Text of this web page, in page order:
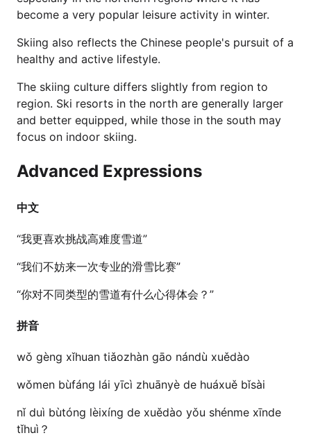
become a very popular leisure activity in winter.
Skiing also reflects the Chinese people's pursuit of a
healthy and active lifestyle.
The skiing culture differs slightly from region to
region. Ski resorts in the north are generally larger
and better equipped, while those in the south may
focus on indoor skiing.
Advanced Expressions
中文
“我更喜欢挑战高难度雪道”
“我们不妨来一次专业的滑雪比赛”
“你对不同类型的雪道有什么心得体会？”
拼音
wǒ gèng xǐhuan tiǎozhàn gāo nándù xuědào
wǒmen bùfáng lái yīcì zhuānyè de huáxuě bǐsài
nǐ duì bùtóng lèixíng de xuědào yǒu shénme xīnde
tǐhuì？